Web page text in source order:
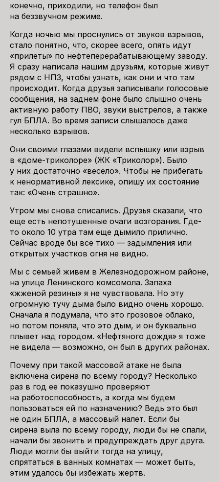
конечно, приходили, но телефон был
на беззвучном режиме.
Когда ночью мы проснулись от звуков взрывов,
стало понятно, что, скорее всего, опять идут
«прилеты» по нефтеперерабатывающему заводу.
Я сразу написала нашим друзьям, которые живут
рядом с НПЗ, чтобы узнать, как они и что там
происходит. Когда друзья записывали голосовые
сообщения, на заднем фоне было слышно очень
активную работу ПВО, звуки выстрелов, а также
гул БПЛА. Во время записи слышалось даже
несколько взрывов.
Они своими глазами видели вспышку или взрыв
в «доме-триколоре» (ЖК «Триколор»). Было
у них достаточно «весело». Чтобы не прибегать
к ненормативной лексике, опишу их состояние
так: «Очень страшно».
Утром мы снова списались. Друзья сказали, что
еще есть непотушенные очаги возгорания. Где-
то около 10 утра там еще дымило прилично.
Сейчас вроде бы все тихо — задымления или
открытых участков огня не видно.
Мы с семьей живем в Железнодорожном районе,
на улице Ленинского комсомола. Запаха
«жженой резины» я не чувствовала. Но эту
огромную тучу дыма было видно очень хорошо.
Сначала я подумала, что это грозовое облако,
но потом поняла, что это дым, и он буквально
плывет над городом. «Нефтяного дождя» я тоже
не видела — возможно, он был в других районах.
Почему при такой массовой атаке не была
включена сирена по всему городу? Несколько
раз в год ее показушно проверяют
на работоспособность, а когда мы будем
пользоваться ей по назначению? Ведь это был
не один БПЛА, а массовый налет. Если бы
сирена выла по всему городу, люди бы не спали,
начали бы звонить и предупреждать друг друга.
Люди могли бы выйти тогда на улицу,
спрятаться в ванных комнатах — может быть,
этим удалось бы избежать жертв.